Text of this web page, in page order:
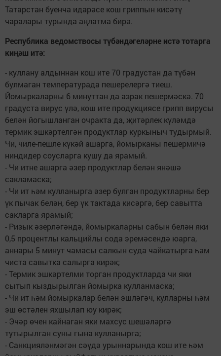
Татарстан буенча идарәсе кош гриппын кисәтү
чаралары турында аңлатма бирә.
Республика ведомствосы түбәндәгеләрне истә тотарга
киңәш итә:
- куллану алдыннан кош ите 70 градустан да түбән
булмаган температурада пешерелергә тиеш.
Йомыркаларны 6 минуттан да азрак пешермәскә. 70
градуста вирус үлә, кош ите продукциясе грипп вирусы
белән йогышланган очракта да, җитәрлек күләмдә
термик эшкәртелгән продуктлар куркыныч тудырмый.
Чи, чиле-пешле күкәй ашарга, йомырканы пешермичә
ниндидер соусларга кушу да ярамый.
- Чи итне ашарга әзер продуктлар белән янәшә
сакламаска;
- Чи ит һәм кулланырга әзер булган продуктларны бер
үк пычак белән, бер үк тактада кисәргә, бер савытта
сакларга ярамый;
- Ризык әзерләгәндә, йомыркаларны сабын белән яки
0,5 процентлы кальцийлы сода эремәсендә юарга,
аннары 5 минут чамасы салкын суда чайкатырга һәм
чиста савытка салырга кирәк;
- Термик эшкәртелми торган продуктларда чи яки
сытып кыздырылган йомырка кулланмаска;
- Чи ит һәм йомыркалар белән эшләгәч, кулларны һәм
эш өстәлен яхшылап юу кирәк;
- Эчәр өчен кайнаган яки махсус шешәләргә
тутырылган суны гына кулланырга;
- Санкцияләнмәгән сәүдә урыннарында кош ите һәм